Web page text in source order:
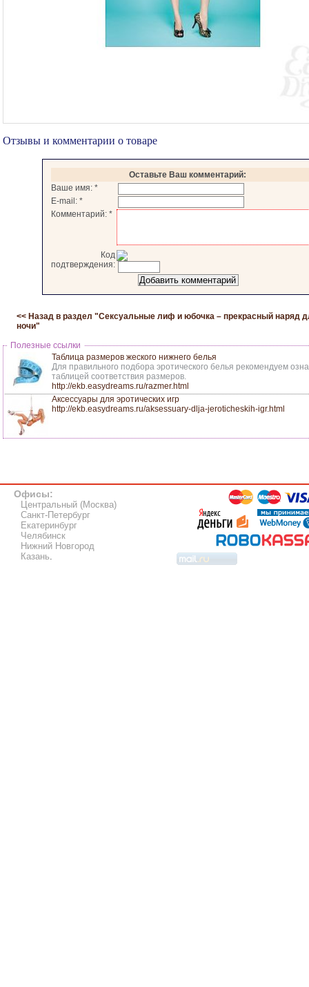
Отзывы и комментарии о товаре
Оставьте Ваш комментарий:
Ваше имя: *
E-mail: *
Комментарий: *
Код
подтверждения:
<< Назад в раздел "Сексуальные лиф и юбочка – прекрасный наряд
ночи"
Полезные ссылки
Таблица размеров жеского нижнего белья
Для правильного подбора эротического белья рекомендуем
таблицей соответствия размеров.
http://ekb.easydreams.ru/razmer.html
Аксессуары для эротических игр
http://ekb.easydreams.ru/aksessuary-dlja-jeroticheskih-igr.html
Офисы:
Центральный (Москва)
Санкт-Петербург
Екатеринбург
Челябинск
Нижний Новгород
Казань.